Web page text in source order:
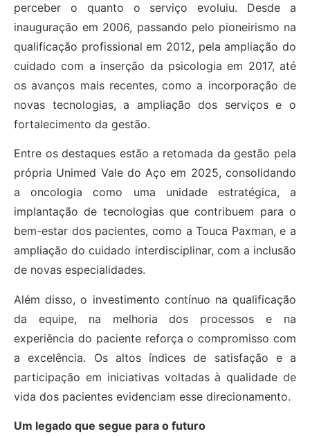
perceber o quanto o serviço evoluiu. Desde a
inauguração em 2006, passando pelo pioneirismo na
qualificação profissional em 2012, pela ampliação do
cuidado com a inserção da psicologia em 2017, até
os avanços mais recentes, como a incorporação de
novas tecnologias, a ampliação dos serviços e o
fortalecimento da gestão.
Entre os destaques estão a retomada da gestão pela
própria Unimed Vale do Aço em 2025, consolidando
a oncologia como uma unidade estratégica, a
implantação de tecnologias que contribuem para o
bem-estar dos pacientes, como a Touca Paxman, e a
ampliação do cuidado interdisciplinar, com a inclusão
de novas especialidades.
Além disso, o investimento contínuo na qualificação
da equipe, na melhoria dos processos e na
experiência do paciente reforça o compromisso com
a excelência. Os altos índices de satisfação e a
participação em iniciativas voltadas à qualidade de
vida dos pacientes evidenciam esse direcionamento.
Um legado que segue para o futuro